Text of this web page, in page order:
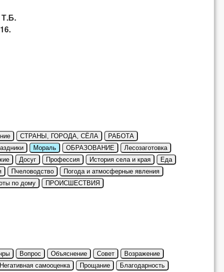
Т.Б.
СТРАНЫ, ГОРОДА, СЁЛА
РАБОТА
Мораль ОБРАЗОВАНИЕ
Лесозаготовка
Досуг Профессия История села и края
Еда
Пчеловодство
Погода и атмосферные явления
по дому ПРОИСШЕСТВИЯ
Вопрос Объяснение Совет
Возражение
Негативная самооценка Прощание
Благодарность